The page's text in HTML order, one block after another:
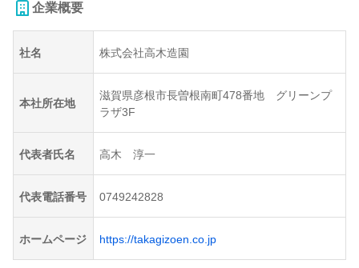
企業概要
社名 株式会社高木造園
本社所在地
滋賀県彦根市長曽根南町478番地 グリーンプ
ラザ3F
代表者氏名 高木 淳一
代表電話番号 0749242828
ホームページ https://takagizoen.co.jp